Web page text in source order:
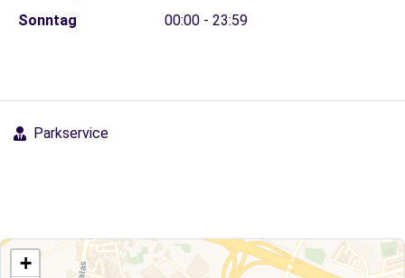
Sonntag
00:00 - 23:59
Parkservice
+